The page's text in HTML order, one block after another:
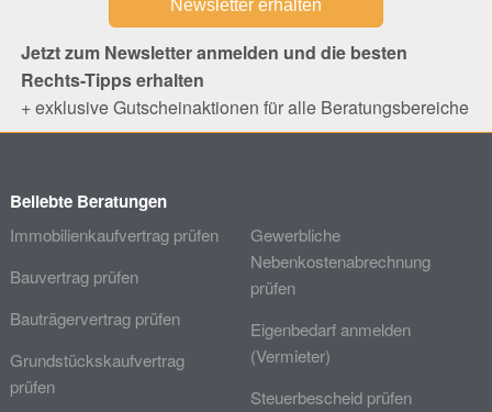
Jetzt zum Newsletter anmelden und die besten
Rechts-Tipps erhalten
+ exklusive Gutscheinaktionen für alle Beratungsbereiche
Beliebte Beratungen
Immobilienkaufvertrag prüfen
Bauvertrag prüfen
Bauträgervertrag prüfen
Grundstückskaufvertrag
prüfen
Gewerbliche
Nebenkostenabrechnung
prüfen
Eigenbedarf anmelden
(Vermieter)
Steuerbescheid prüfen